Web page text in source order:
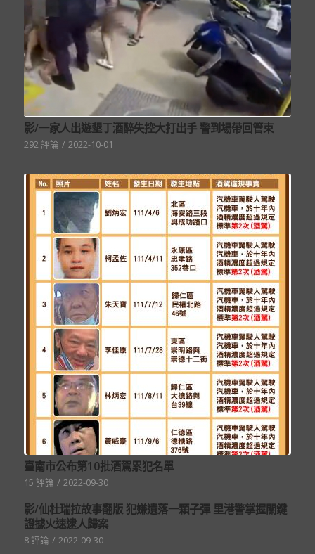
影/一家人出遊墾丁酒醉失控大打出手 警到場帶回管束
292 評論 / 2022-10-01
臺南市公布第10批酒駕累犯名單
15 評論 / 2022-09-30
影/仙杜瑞拉故事翻版 犯嫌遺落一顆子彈 里港警掌握關鍵
證據火速逮人歸案
8 評論 / 2022-09-30